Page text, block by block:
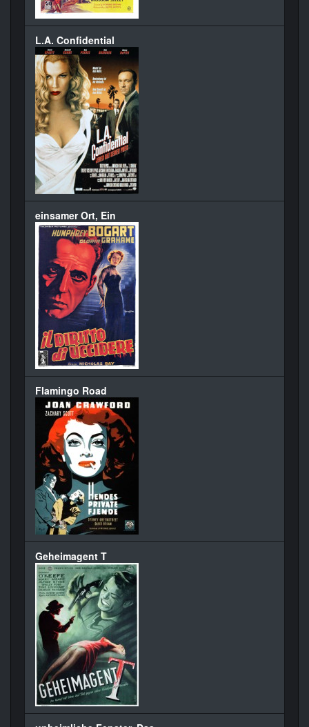
L.A. Confidential
einsamer Ort, Ein
Flamingo Road
Geheimagent T